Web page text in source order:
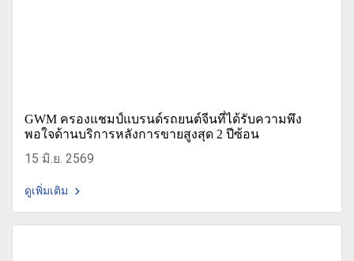
GWM ครองแชมป์แบรนด์รถยนต์จีนที่ได้รับความพึง
พอใจด้านบริการหลังการขายสูงสุด 2 ปีซ้อน
15 มิ.ย. 2569
ดูเพิ่มเติม